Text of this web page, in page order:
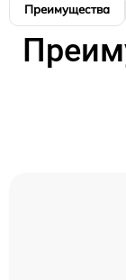
Преимущества